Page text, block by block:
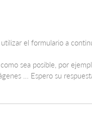
el formulario a
sea posible, por
… Espero su